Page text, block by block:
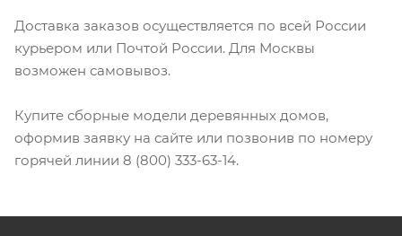
Доставка заказов осуществляется по всей России
курьером или Почтой России. Для Москвы
возможен самовывоз.
Купите сборные модели деревянных домов,
оформив заявку на сайте или позвонив по номеру
горячей линии 8 (800) 333-63-14.